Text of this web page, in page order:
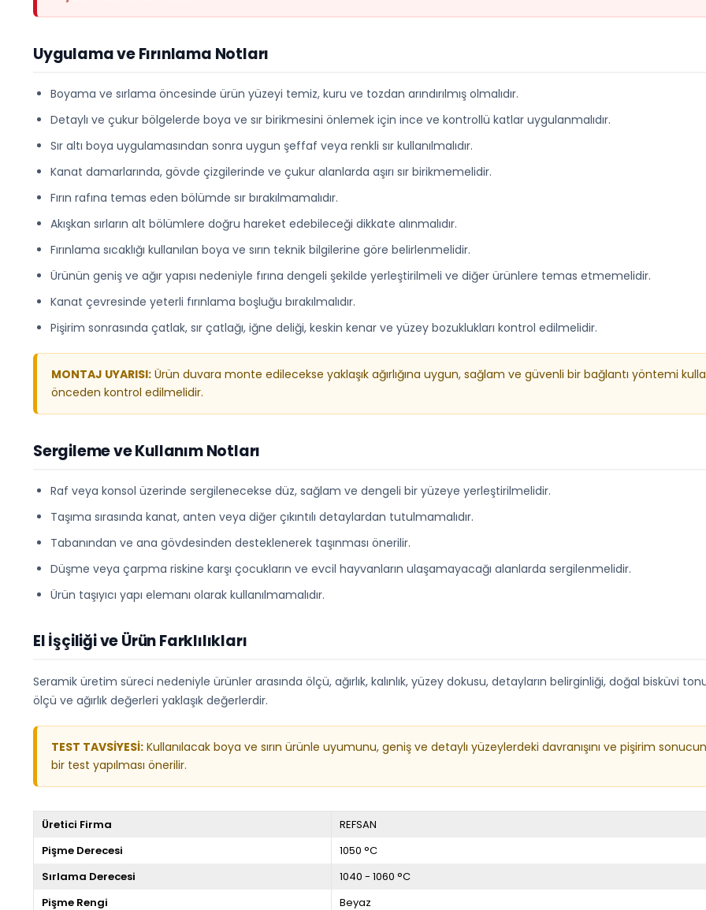
Uygulama ve Fırınlama Notları
Boyama ve sırlama öncesinde ürün yüzeyi temiz, kuru ve tozdan arındırılmış olmalıdır.
Detaylı ve çukur bölgelerde boya ve sır birikmesini önlemek için ince ve kontrollü katlar uygulanmalıdır.
Sır altı boya uygulamasından sonra uygun şeffaf veya renkli sır kullanılmalıdır.
Kanat damarlarında, gövde çizgilerinde ve çukur alanlarda aşırı sır birikmemelidir.
Fırın rafına temas eden bölümde sır bırakılmamalıdır.
Akışkan sırların alt bölümlere doğru hareket edebileceği dikkate alınmalıdır.
Fırınlama sıcaklığı kullanılan boya ve sırın teknik bilgilerine göre belirlenmelidir.
Ürünün geniş ve ağır yapısı nedeniyle fırına dengeli şekilde yerleştirilmeli ve diğer ürünlere temas etmemelidir.
Kanat çevresinde yeterli fırınlama boşluğu bırakılmalıdır.
Pişirim sonrasında çatlak, sır çatlağı, iğne deliği, keskin kenar ve yüzey bozuklukları kontrol edilmelidir.
MONTAJ UYARISI: Ürün duvara monte edilecekse yaklaşık ağırlığına uygun, sağlam ve güvenli bir bağlantı yöntemi
önceden kontrol edilmelidir.
Sergileme ve Kullanım Notları
Raf veya konsol üzerinde sergilenecekse düz, sağlam ve dengeli bir yüzeye yerleştirilmelidir.
Taşıma sırasında kanat, anten veya diğer çıkıntılı detaylardan tutulmamalıdır.
Tabanından ve ana gövdesinden desteklenerek taşınması önerilir.
Düşme veya çarpma riskine karşı çocukların ve evcil hayvanların ulaşamayacağı alanlarda sergilenmelidir.
Ürün taşıyıcı yapı elemanı olarak kullanılmamalıdır.
El İşçiliği ve Ürün Farklılıkları
Seramik üretim süreci nedeniyle ürünler arasında ölçü, ağırlık, kalınlık, yüzey dokusu, detayların belirginliği, doğal bisküvi
ölçü ve ağırlık değerleri yaklaşık değerlerdir.
TEST TAVSİYESİ: Kullanılacak boya ve sırın ürünle uyumunu, geniş ve detaylı yüzeylerdeki davranışını ve pişirim
bir test yapılması önerilir.
Üretici Firma
REFSAN
Pişme Derecesi
1050 °C
Sırlama Derecesi
1040 - 1060 °C
Pişme Rengi
Beyaz